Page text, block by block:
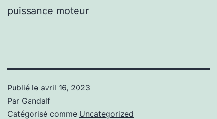
puissance moteur
Publié le avril 16, 2023
Par Gandalf
Catégorisé comme Uncategorized